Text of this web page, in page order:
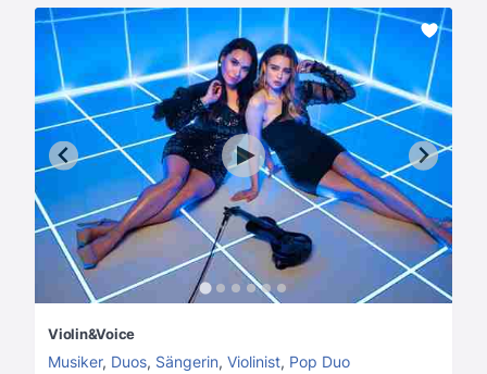
Violin&Voice
Musiker, Duos, Sängerin, Violinist, Pop Duo